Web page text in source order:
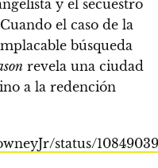
y el secuestro
Cuando el caso de la
búsqueda
revela una ciudad
a la redención
status/